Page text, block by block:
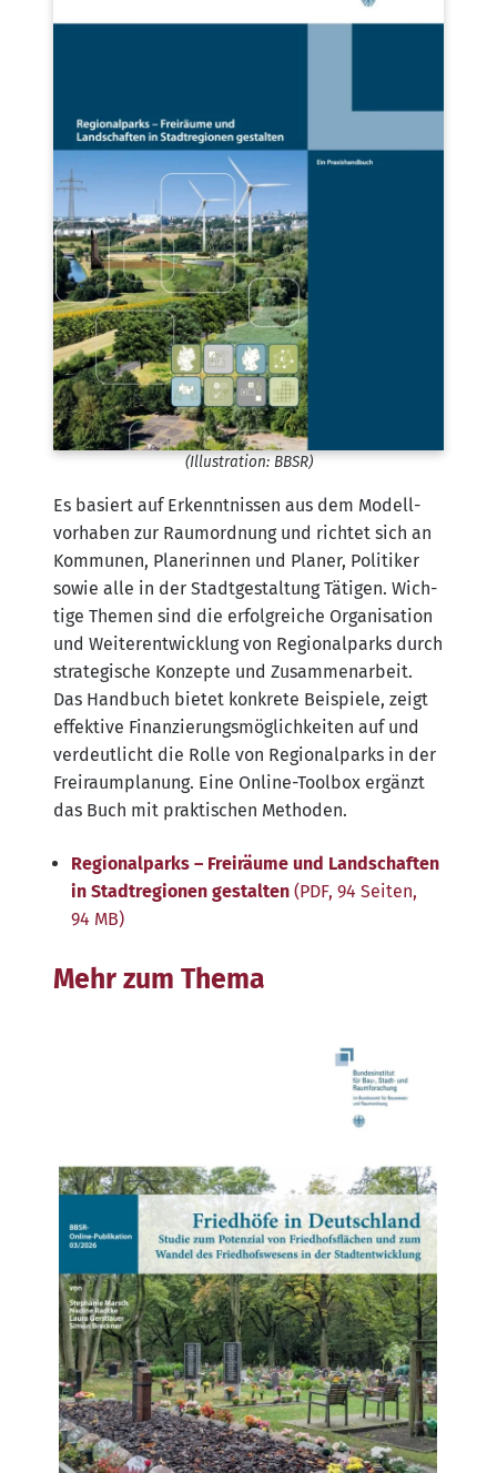
(Illus­tra­ti­on: BBSR)
Es basiert auf Erkennt­nis­sen aus dem Modell­
vor­ha­ben zur Raum­ord­nung und rich­tet sich an
Kom­mu­nen, Pla­ne­rin­nen und Pla­ner, Poli­ti­ker
sowie alle in der Stadt­ge­stal­tung Täti­gen. Wich­
ti­ge The­men sind die erfolg­rei­che Orga­ni­sa­ti­on
und Wei­ter­ent­wick­lung von Regio­nal­parks durch
stra­te­gi­sche Kon­zep­te und Zusam­men­ar­beit.
Das Hand­buch bie­tet kon­kre­te Bei­spie­le, zeigt
effek­ti­ve Finan­zie­rungs­mög­lich­kei­ten auf und
ver­deut­licht die Rol­le von Regio­nal­parks in der
Frei­raum­pla­nung. Eine Online-Tool­box ergänzt
das Buch mit prak­ti­schen Methoden.
Regio­nal­parks – Frei­räu­me und Land­schaf­ten
in Stadt­re­gio­nen gestal­ten (PDF, 94 Sei­ten,
94 MB)
Mehr zum Thema